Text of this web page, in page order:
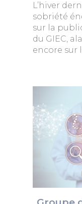
L’hiver
sobriété
sur la
du GIEC,
encore sur